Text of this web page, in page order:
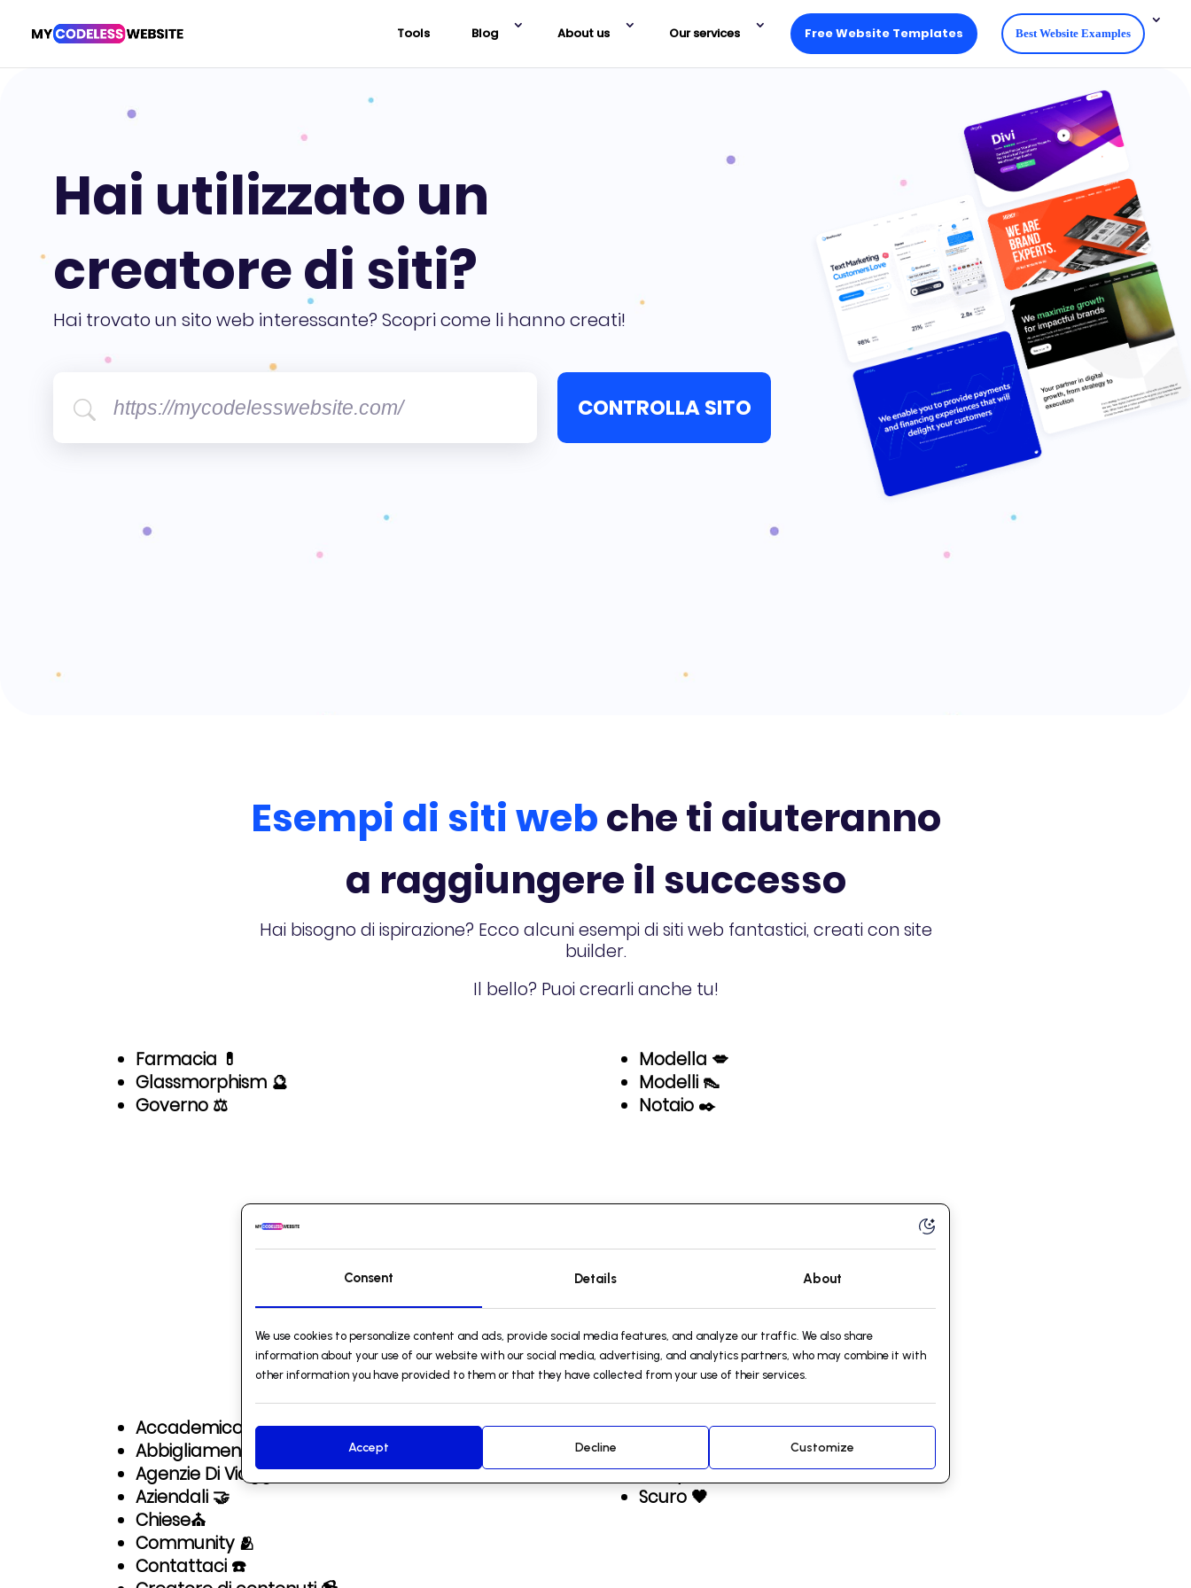
Tools Blog About us Our services Free Website Templates Best Website Examples
Hai utilizzato un
creatore di siti?
Hai trovato un sito web interessante? Scopri come li hanno creati!
CONTROLLA SITO
Esempi di siti webche ti aiuteranno
a raggiungere il successo
Hai bisogno di ispirazione? Ecco alcuni esempi di siti web fantastici, creati con site
builder.
Il bello? Puoi crearli anche tu!
Farmacia 💊
Glassmorphism 🔮
Governo ⚖️
Modella 💋
Modelli 👠
Notaio ✒️
TemplateScaricabili
Dai il via al tuo sito web con template accattivanti.
Accademico ✏️
Abbigliamento 👗
Agenzie Di Viaggi ✈️
Aziendali 🤝
Chiese⛪
Community 🫂
Contattaci ☎️
Medico 👨‍⚕️
Scarpe 👟
Scuro 🖤
Consent Details About
We use cookies to personalize content and ads, provide social media features, and analyze our traffic. We also share
information about your use of our website with our social media, advertising, and analytics partners, who may combine it with
other information you have provided to them or that they have collected from your use of their services.
Accept Decline Customize